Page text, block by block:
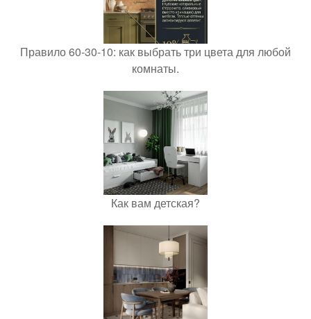
Правило 60-30-10: как выбрать три цвета для любой
комнаты.
Как вам детская?